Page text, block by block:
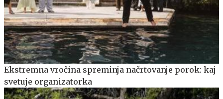
Ekstremna vročina spreminja načrtovanje porok: kaj
svetuje organizatorka